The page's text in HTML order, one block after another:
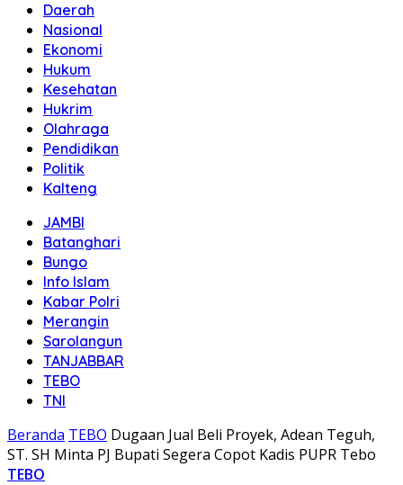
Daerah
Nasional
Ekonomi
Hukum
Kesehatan
Hukrim
Olahraga
Pendidikan
Politik
Kalteng
JAMBI
Batanghari
Bungo
Info Islam
Kabar Polri
Merangin
Sarolangun
TANJABBAR
TEBO
TNI
Beranda TEBO Dugaan Jual Beli Proyek, Adean Teguh,
ST. SH Minta PJ Bupati Segera Copot Kadis PUPR Tebo
TEBO